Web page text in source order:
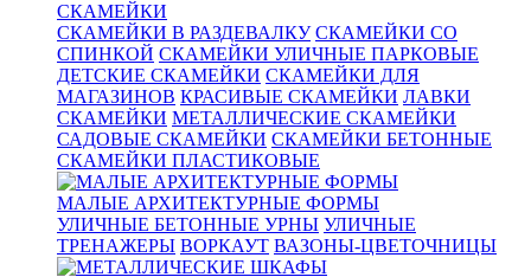
СКАМЕЙКИ
СКАМЕЙКИ В РАЗДЕВАЛКУ СКАМЕЙКИ СО
СПИНКОЙ СКАМЕЙКИ УЛИЧНЫЕ ПАРКОВЫЕ
ДЕТСКИЕ СКАМЕЙКИ СКАМЕЙКИ ДЛЯ
МАГАЗИНОВ КРАСИВЫЕ СКАМЕЙКИ ЛАВКИ
СКАМЕЙКИ МЕТАЛЛИЧЕСКИЕ СКАМЕЙКИ
САДОВЫЕ СКАМЕЙКИ СКАМЕЙКИ БЕТОННЫЕ
СКАМЕЙКИ ПЛАСТИКОВЫЕ
МАЛЫЕ АРХИТЕКТУРНЫЕ ФОРМЫ
УЛИЧНЫЕ БЕТОННЫЕ УРНЫ УЛИЧНЫЕ
ТРЕНАЖЕРЫ ВОРКАУТ ВАЗОНЫ-ЦВЕТОЧНИЦЫ